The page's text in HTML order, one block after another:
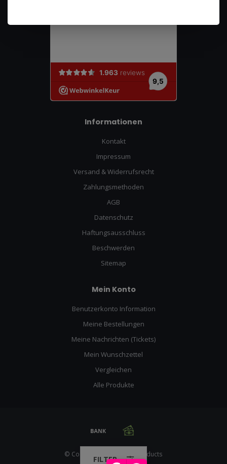
Informationen
Kontakt
Impressum
Versand & Widerrufsrecht
Zahlungsmethoden
AGB
Datenschutz
Haftungsausschluss
Beschwerden
Sitemap
Mein Konto
Benutzerkonto Information
Meine Bestellungen
Meine Nachrichten (Tickets)
Mein Wunschzettel
Vergleichen
Alle Produkte
© Copyright 2026 Racing Products
FILTER